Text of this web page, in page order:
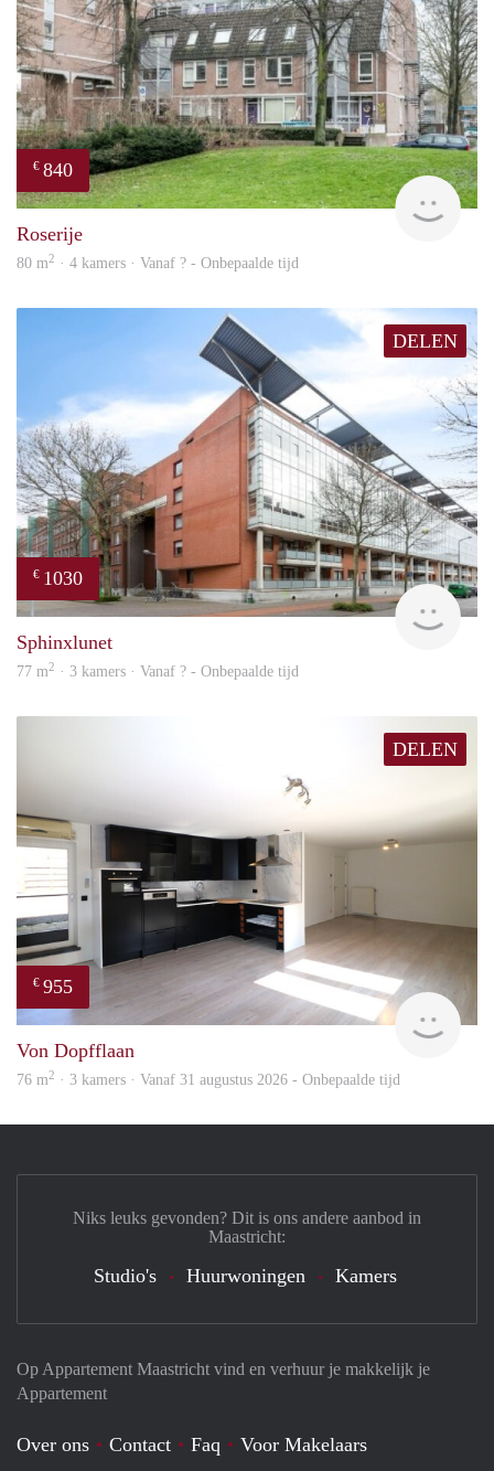
€ 840
rent
Roserije
80 m2 · 4 kamers · Vanaf ? - Onbepaalde tijd
DELEN
€ 1030
Sphinxlunet
77 m2 · 3 kamers · Vanaf ? - Onbepaalde tijd
DELEN
€ 955
Von Dopfflaan
76 m2 · 3 kamers · Vanaf 31 augustus 2026 - Onbepaalde tijd
Op Appartement Maastricht vind en verhuur je makkelijk je
Appartement
Over ons Contact Faq Voor Makelaars
Niks leuks gevonden? Dit is ons andere aanbod in
Maastricht:
Studio's Huurwoningen Kamers